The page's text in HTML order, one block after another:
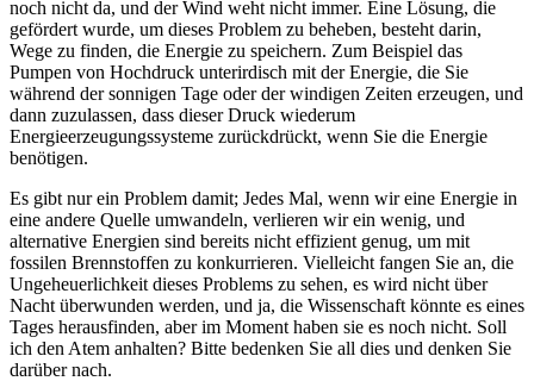
noch nicht da, und der Wind weht nicht immer. Eine Lösung, die
gefördert wurde, um dieses Problem zu beheben, besteht darin,
Wege zu finden, die Energie zu speichern. Zum Beispiel das
Pumpen von Hochdruck unterirdisch mit der Energie, die Sie
während der sonnigen Tage oder der windigen Zeiten erzeugen, und
dann zuzulassen, dass dieser Druck wiederum
Energieerzeugungssysteme zurückdrückt, wenn Sie die Energie
benötigen.
Es gibt nur ein Problem damit; Jedes Mal, wenn wir eine Energie in
eine andere Quelle umwandeln, verlieren wir ein wenig, und
alternative Energien sind bereits nicht effizient genug, um mit
fossilen Brennstoffen zu konkurrieren. Vielleicht fangen Sie an, die
Ungeheuerlichkeit dieses Problems zu sehen, es wird nicht über
Nacht überwunden werden, und ja, die Wissenschaft könnte es eines
Tages herausfinden, aber im Moment haben sie es noch nicht. Soll
ich den Atem anhalten? Bitte bedenken Sie all dies und denken Sie
darüber nach.